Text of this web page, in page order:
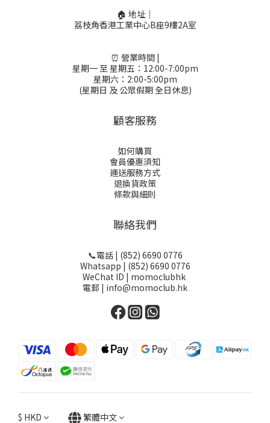
🏠 地址｜
荔枝角香港工業中心B座9樓2A室
⏰ 營業時間 |
星期一 至 星期五：12:00-7:00pm
星期六：2:00-5:00pm
(星期日 及 公眾假期 全日休息)
顧客服務
如何購買
會員優惠須知
運送服務方式
退換貨政策
條款與細則
聯絡我們
📞電話 | (852) 6690 0776
Whatsapp | (852) 6690 0776
WeChat ID | momoclubhk
電郵 | info@momoclub.hk
$ HKD 繁體中文